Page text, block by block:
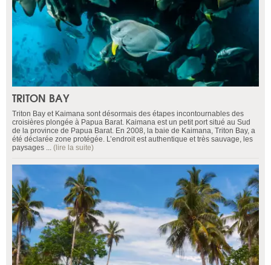
TRITON BAY
Triton Bay et Kaimana sont désormais des étapes incontournables des
croisières plongée à Papua Barat. Kaimana est un petit port situé au Sud
de la province de Papua Barat. En 2008, la baie de Kaimana, Triton Bay, a
été déclarée zone protégée. L’endroit est authentique et très sauvage, les
paysages ... (lire la suite)